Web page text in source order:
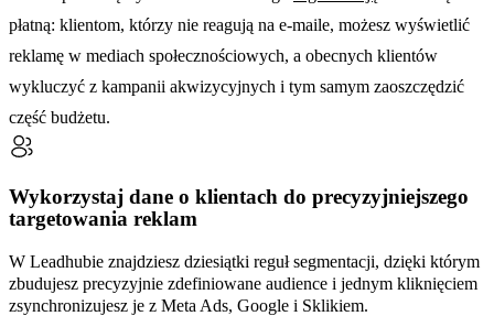
płatną: klientom, którzy nie reagują na e-maile, możesz wyświetlić
reklamę w mediach społecznościowych, a obecnych klientów
wykluczyć z kampanii akwizycyjnych i tym samym zaoszczędzić
część budżetu.
Wykorzystaj dane o klientach do precyzyjniejszego
targetowania reklam
W Leadhubie znajdziesz dziesiątki reguł segmentacji, dzięki którym
zbudujesz precyzyjnie zdefiniowane audience i jednym kliknięciem
zsynchronizujesz je z Meta Ads, Google i Sklikiem.